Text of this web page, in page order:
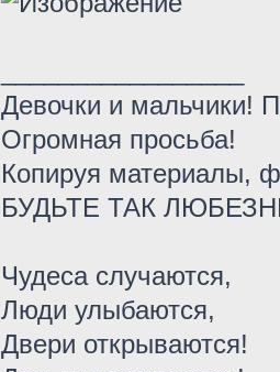
Девочки и мальчики!
Огромная просьба!
Копируя материалы,
БУДЬТЕ ТАК
Чудеса случаются,
Люди улыбаются,
Двери открываются!